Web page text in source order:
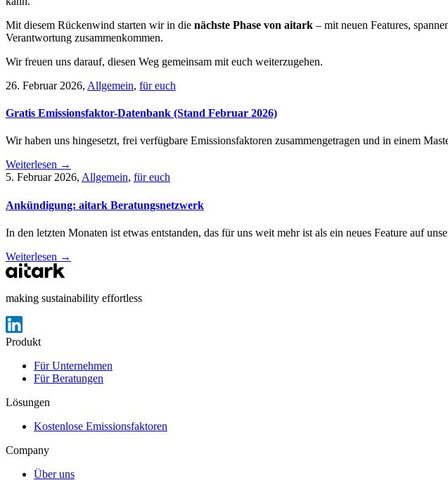
Mit diesem Rückenwind starten wir in die nächste Phase von aitark – mit neuen Features,
Verantwortung zusammenkommen.
Wir freuen uns darauf, diesen Weg gemeinsam mit euch weiterzugehen.
26. Februar 2026, Allgemein, für euch
Gratis Emissionsfaktor-Datenbank (Stand Februar 2026)
Wir haben uns hingesetzt, frei verfügbare Emissionsfaktoren zusammengetragen und in einem
Weiterlesen →
5. Februar 2026, Allgemein, für euch
Ankündigung: aitark Beratungsnetzwerk
In den letzten Monaten ist etwas entstanden, das für uns weit mehr ist als ein neues Feature auf
Weiterlesen →
making sustainability effortless
Produkt
Für Unternehmen
Für Beratungen
Lösungen
Kostenlose Emissionsfaktoren
Company
Über uns